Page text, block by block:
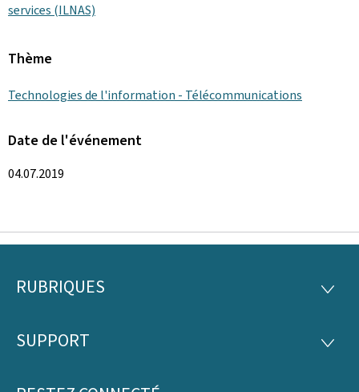
services (ILNAS)
Thème
Technologies de l'information - Télécommunications
Date de l'événement
04.07.2019
Pied
page
RUBRIQUES
SUPPORT